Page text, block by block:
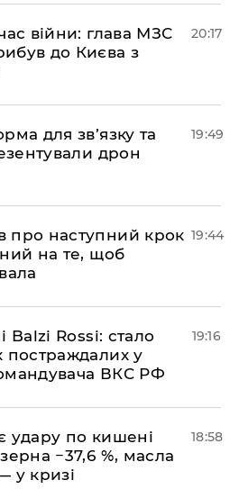
війни: глава МЗС
до Києва з
20:17
для зв’язку та
дрон
19:49
про наступний крок
на те, щоб
19:44
Balzi Rossi: стало
постраждалих у
ВКС РФ
19:16
удару по кишені
−37,6 %, масла
у кризі
18:58